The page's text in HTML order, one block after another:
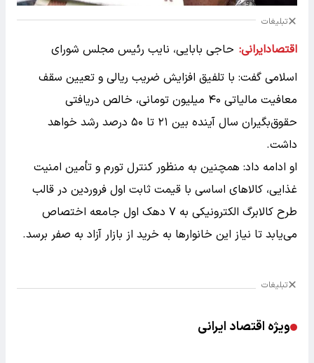
تبلیغات
اقتصادایرانی: حاجی بابایی، نایب رئیس مجلس شورای
اسلامی گفت: با تلفیق افزایش ضریب ریالی و تعیین سقف
معافیت مالیاتی ۴۰ میلیون تومانی، خالص دریافتی
حقوق‌بگیران سال آینده بین ۲۱ تا ۵۰ درصد رشد خواهد
داشت.
او ادامه داد: همچنین به منظور کنترل تورم و تأمین امنیت
غذایی، کالاهای اساسی با قیمت ثابت اول فروردین در قالب
طرح کالابرگ الکترونیکی به ۷ دهک اول جامعه اختصاص
می‌یابد تا نیاز این خانوارها به خرید از بازار آزاد به صفر برسد.
تبلیغات
ویژه اقتصاد ایرانی